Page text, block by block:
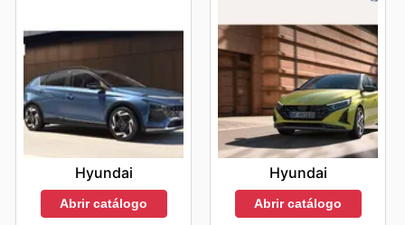
Hyundai
Abrir catálogo
Hyundai
Abrir catálogo